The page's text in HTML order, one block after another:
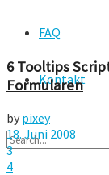
FAQ
Kontakt
6 Tooltips
Formularen
by pixey
18. Juni 2008
3
4